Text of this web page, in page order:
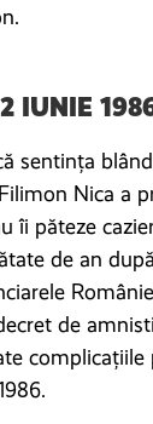
IUNIE
sentința
Nica a
îi păteze
de an
de
complicațiile